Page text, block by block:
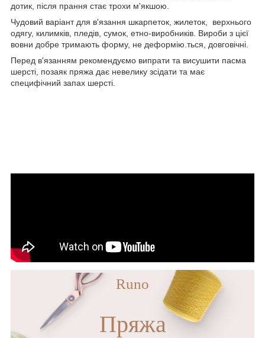
дотик, після прання стає трохи м'якшою.
Чудовий варіант для в'язання шкарпеток, жилеток, верхнього
одягу, килимків, пледів, сумок, етно-виробників. Вироби з цієї
вовни добре тримають форму, не деформію.ться, довговічні.
Перед в'язанням рекомендуємо випрати та висушити пасма
шерсті, позаяк пряжа дає невелику зсідати та має
специфічний запах шерсті.
Runo
Пряжа